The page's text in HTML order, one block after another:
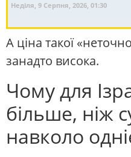
Неділя, 9 Серпня, 2026, 01:30
А ціна такої
занадто висока.
Чому для
більше, ніж
навколо